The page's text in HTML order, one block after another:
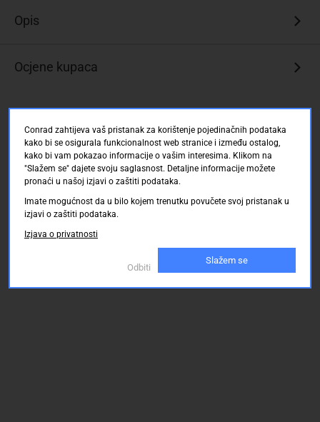
Opis
Ocjene kupaca
Conrad zahtijeva vaš pristanak za korištenje pojedinačnih podataka
kako bi se osigurala funkcionalnost web stranice i između ostalog,
kako bi vam pokazao informacije o vašim interesima. Klikom na
"Slažem se" dajete svoju saglasnost. Detaljne informacije možete
pronaći u našoj izjavi o zaštiti podataka.
Imate mogućnost da u bilo kojem trenutku povučete svoj pristanak u
izjavi o zaštiti podataka.
Izjava o privatnosti
Odbiti
Slažem se